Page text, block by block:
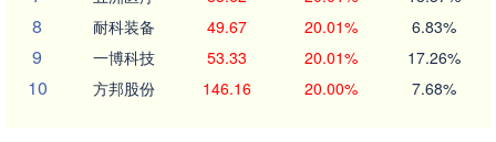
8 耐科装备 49.67 20.01% 6.83%
9 一博科技 53.33 20.01% 17.26%
10 方邦股份 146.16 20.00% 7.68%